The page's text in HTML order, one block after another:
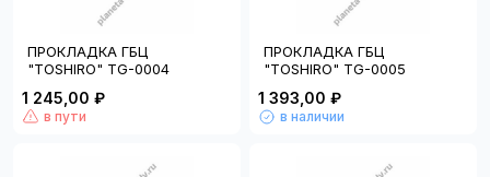
ПРОКЛАДКА ГБЦ
"TOSHIRO" TG-0004
1 245,00 ₽
в пути
ПРОКЛАДКА ГБЦ
"TOSHIRO" TG-0005
1 393,00 ₽
в наличии